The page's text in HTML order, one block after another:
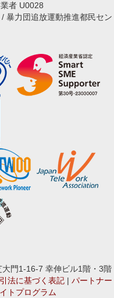
者 U0028
暴力団追放運動推進都民セン
門1-16-7 幸伸ビル1階・3階
法に基づく表記 | パートナー
トプログラム